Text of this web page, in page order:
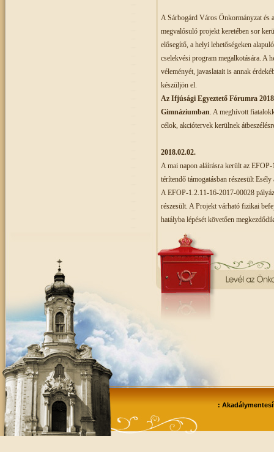
A Sárbogárd Város Önkormányzat
megvalósuló projekt keretében sor
elősegítő, a helyi lehetőségeken
cselekvési program megalkotására. A
véleményét, javaslatait is annak
készüljön el.
Az Ifjúsági Egyeztető Fórumra
Gimnáziumban. A meghívott
célok, akciótervek kerülnek
2018.02.02.
A mai napon aláírásra került az
térítendő támogatásban részesült
A EFOP-1.2.11-16-2017-00028
részesült. A Projekt várható fizikai
hatályba lépését követően
: